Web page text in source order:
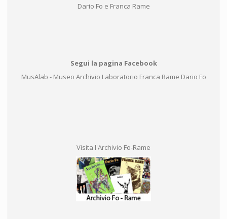
Dario Fo e Franca Rame
Segui la pagina Facebook
MusAlab - Museo Archivio Laboratorio Franca Rame Dario Fo
Visita l'Archivio Fo-Rame